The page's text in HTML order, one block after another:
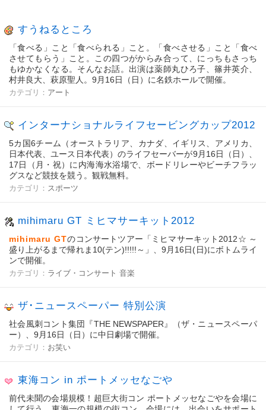
すうねるところ
「食べる」こと「食べられる」こと。「食べさせる」こと「食べ
させてもらう」こと。この四つがからみ合って、にっちもさっち
もゆかなくなる。そんなお話。出演は薬師丸ひろ子、篠井英介、
村井良大、萩原聖人。9月16日（日）に名鉄ホールで開催。
カテゴリ： アート
インターナショナルライフセービングカップ2012
5カ国6チーム（オーストラリア、カナダ、イギリス、アメリカ、
日本代表、ユース日本代表）のライフセーバーが9月16日（日）、
17日（月・祝）に内海海水浴場で、ボードリレーやビーチフラッ
グスなど競技を競う。観戦無料。
カテゴリ： スポーツ
mihimaru GT ミヒマサーキット2012
mihimaru GTのコンサートツアー「ミヒマサーキット2012☆ ～
盛り上がるまで帰れま10(テン)!!!!!～」、9月16日(日)にボトムライ
ンで開催。
カテゴリ： ライブ・コンサート 音楽
ザ･ニュースペーパー 特別公演
社会風刺コント集団『THE NEWSPAPER』（ザ・ニュースペーパ
ー）、9月16日（日）に中日劇場で開催。
カテゴリ： お笑い
東海コン in ポートメッセなごや
前代未聞の会場規模！超巨大街コン ポートメッセなごやを会場に